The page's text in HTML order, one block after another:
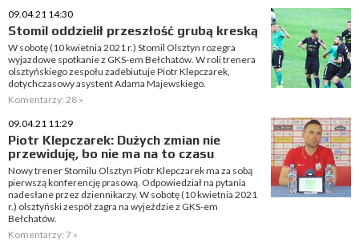
09.04.21 14:30
Stomil oddzielił przeszłość grubą kreską
W sobotę (10 kwietnia 2021 r.) Stomil Olsztyn rozegra
wyjazdowe spotkanie z GKS-em Bełchatów. W roli trenera
olsztyńskiego zespołu zadebiutuje Piotr Klepczarek,
dotychczasowy asystent Adama Majewskiego.
Komentarzy: 28 »
09.04.21 11:29
Piotr Klepczarek: Dużych zmian nie
przewiduję, bo nie ma na to czasu
Nowy trener Stomilu Olsztyn Piotr Klepczarek ma za sobą
pierwszą konferencję prasową. Odpowiedział na pytania
nadesłane przez dziennikarzy. W sobotę (10 kwietnia 2021
r.) olsztyński zespół zagra na wyjeździe z GKS-em
Bełchatów.
Komentarzy: 7 »